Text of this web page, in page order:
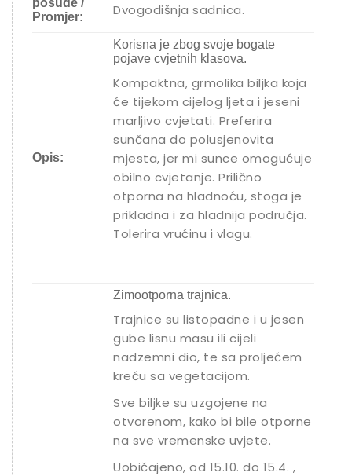
Promjer:
Dvogodišnja sadnica.
Opis:
Korisna je zbog svoje bogate
pojave cvjetnih klasova.
Kompaktna, grmolika biljka koja
će tijekom cijelog ljeta i jeseni
marljivo cvjetati. Preferira
sunčana do polusjenovita
mjesta, jer mi sunce omogućuje
obilno cvjetanje. Prilično
otporna na hladnoću, stoga je
prikladna i za hladnija područja.
Tolerira vrućinu i vlagu.
Zimootporna trajnica.
Trajnice su listopadne i u jesen
gube lisnu masu ili cijeli
nadzemni dio, te sa proljećem
kreću sa vegetacijom.
Sve biljke su uzgojene na
otvorenom, kako bi bile otporne
na sve vremenske uvjete.
Uobičajeno, od 15.10. do 15.4. ,